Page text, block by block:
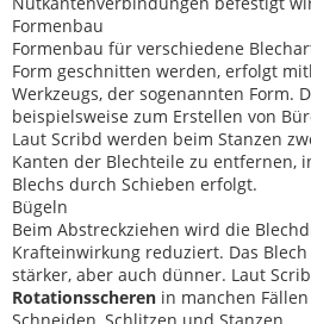
Formenbau
Formenbau für verschiedene
Form geschnitten werden, erfolgt
Werkzeugs, der sogenannten Form.
beispielsweise zum Erstellen von
Laut Scribd werden beim Stanzen
Kanten der Blechteile zu entfernen,
Blechs durch Schieben erfolgt.
Bügeln
Beim Abstreckziehen wird die
Krafteinwirkung reduziert. Das
stärker, aber auch dünner. Laut
Rotationsscheren in manchen